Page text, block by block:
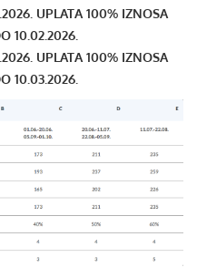
UPLATA 100% IZNOSA
10.02.2026.
UPLATA 100% IZNOSA
10.03.2026.